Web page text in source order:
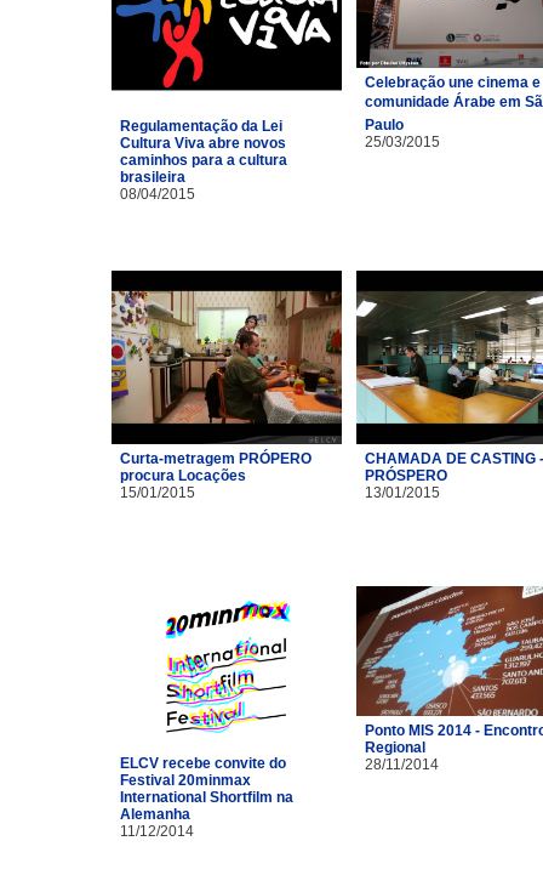
Regulamentação da Lei
Cultura Viva abre novos
caminhos para a cultura
brasileira
08/04/2015
Celebração une cinema e
comunidade Árabe em
Paulo
25/03/2015
Curta-metragem PRÓPERO
procura Locações
15/01/2015
CHAMADA DE CASTING -
PRÓSPERO
13/01/2015
ELCV recebe convite do
Festival 20minmax
International Shortfilm na
Alemanha
11/12/2014
Ponto MIS 2014 -
Regional
28/11/2014